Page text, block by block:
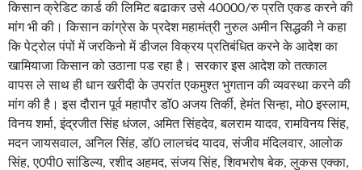
किसान क्रेडिट कार्ड की लिमिट बढाकर उसे 40000/रु प्रति एकड करने की
मांग भी की। किसान कांग्रेस के प्रदेश महामंत्री नुरुल अमीन सिद्धकी ने कहा
कि पेट्रोल पंपों में जरकिनो में डीजल विक्रय प्रतिबंधित करने के आदेश का
खामियाजा किसान को उठाना पड रहा है। सरकार इस आदेश को तत्काल
वापस ले साथ ही धान खरीदी के उपरांत एकमुश्त भुगतान की व्यवस्था करने की
मांग की है। इस दौरान पूर्व महापौर डॉ0 अजय तिर्की, हेमंत सिन्हा, मो0 इस्लाम,
विनय शर्मा, इंद्रजीत सिंह धंजल, अमित सिंहदेव, बलराम यादव, रामविनय सिंह,
मदन जायसवाल, अनिल सिंह, डॉ0 लालचंद यादव, संजीव मंदिलवार, आलोक
सिंह, ए0पी0 सांडिल्य, रशीद अहमद, संजय सिंह, शिवभरोष बेक, लुकस एक्का,